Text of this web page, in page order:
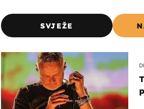
SVJEŽE